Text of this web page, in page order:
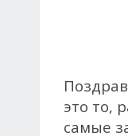
это то,
самые